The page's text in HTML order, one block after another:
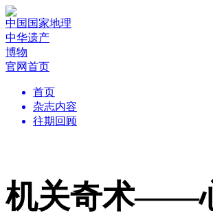
中国国家地理
中华遗产
博物
官网首页
首页
杂志内容
往期回顾
机关奇术——